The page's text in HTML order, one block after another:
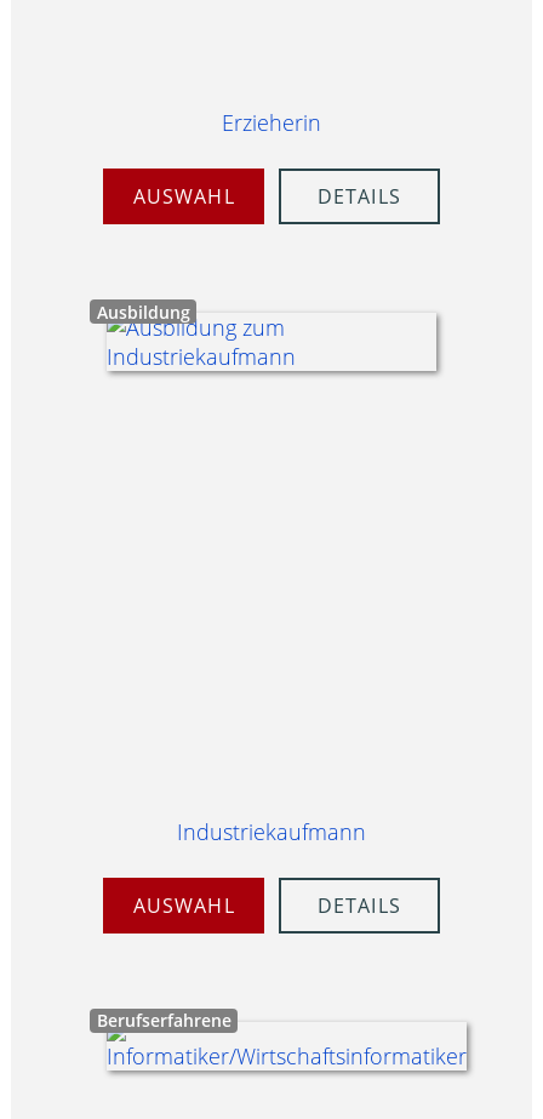
Erzieherin
AUSWAHL DETAILS
Ausbildung
Industriekaufmann
AUSWAHL DETAILS
Berufserfahrene